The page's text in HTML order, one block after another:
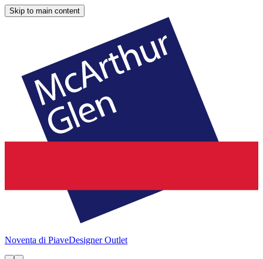
Skip to main content
Noventa di PiaveDesigner Outlet